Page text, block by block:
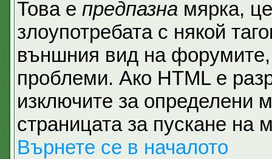
Това е предпазна мярка,
злоупотребата с някой
външния вид на форумите,
проблеми. Ако HTML е
изключите за определени
страницата за пускане на
Върнете се в началото